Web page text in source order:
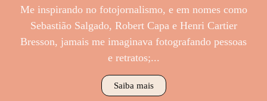
Me inspirando no fotojornalismo, e em nomes como
Sebastião Salgado, Robert Capa e Henri Cartier
Bresson, jamais me imaginava fotografando pessoas
e retratos;...
Saiba mais